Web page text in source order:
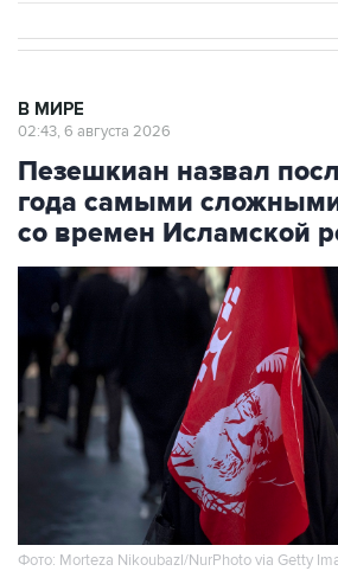
В МИРЕ
02:43, 6 августа 2026
Пезешкиан назвал
года самыми
со времен Исламской
Фото: Morteza Nikoubazl/NurPhoto via Getty